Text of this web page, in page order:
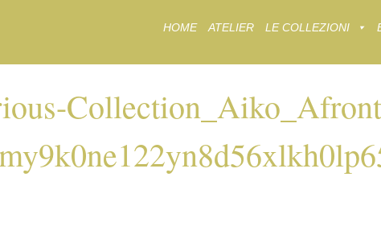
to
HOME ATELIER LE COLLEZIONI